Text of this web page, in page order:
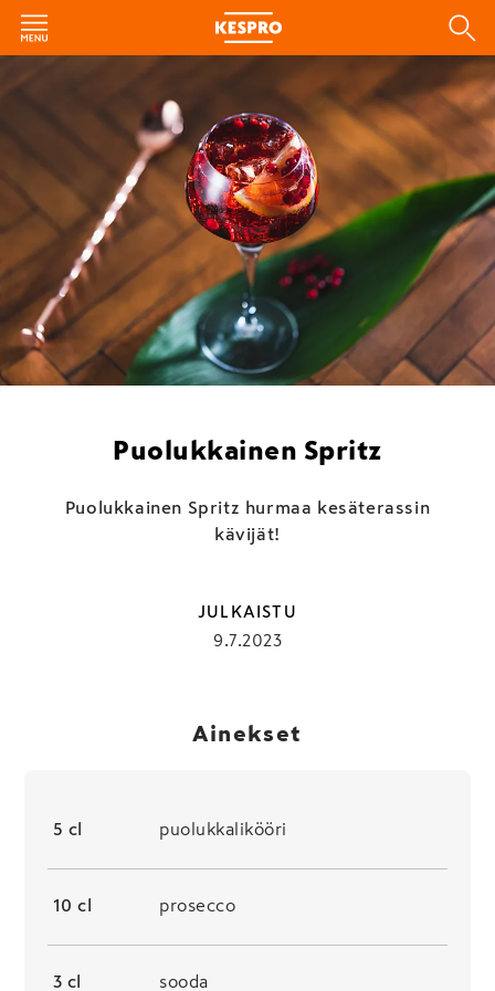
Puolukkainen Spritz
Puolukkainen Spritz hurmaa kesäterassin
kävijät!
JULKAISTU
9.7.2023
Ainekset
5 cl puolukkalikööri
10 cl prosecco
3 cl sooda